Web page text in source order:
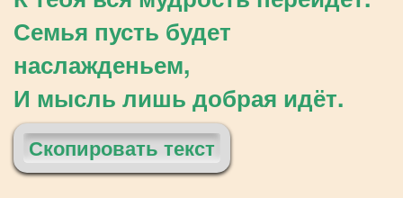
Семья пусть будет
наслажденьем,
И мысль лишь добрая идёт.
Скопировать текст